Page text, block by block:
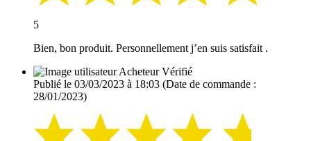
5
Bien, bon produit. Personnellement j’en suis satisfait .
Acheteur Vérifié
Publié le 03/03/2023 à 18:03 (Date de commande :
28/01/2023)